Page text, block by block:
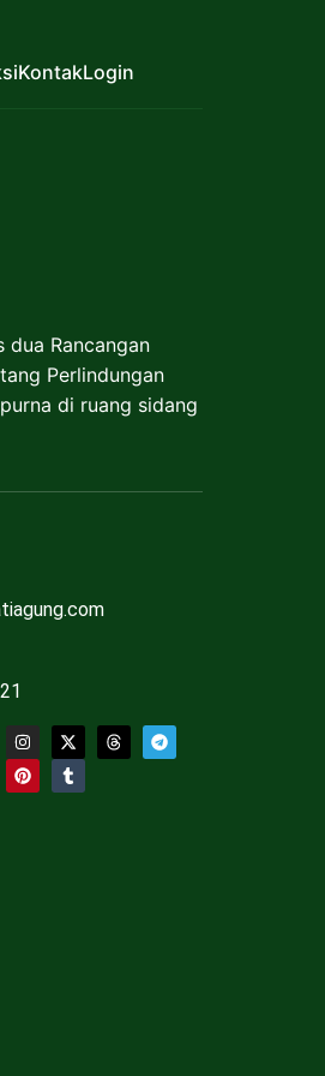
KontakLogin
dua Rancangan
Perlindungan
di ruang sidang